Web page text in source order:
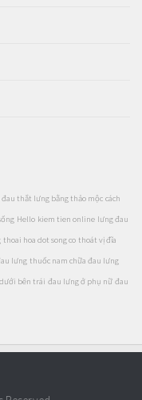
đau thắt lưng bằng thảo mộc cách
Hello kiem tien online lưng đau
thoai hoa dot song co thoát vị đĩa
lưng thuốc nam chữa đau lưng
bên trái đau lưng ở phụ nữ đau